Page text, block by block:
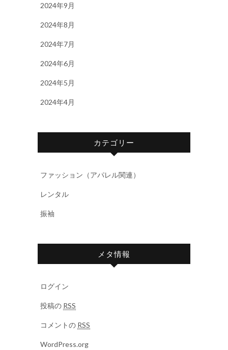
2024年9月
2024年8月
2024年7月
2024年6月
2024年5月
2024年4月
カテゴリー
ファッション（アパレル関連）
レンタル
振袖
メタ情報
ログイン
投稿の RSS
コメントの RSS
WordPress.org